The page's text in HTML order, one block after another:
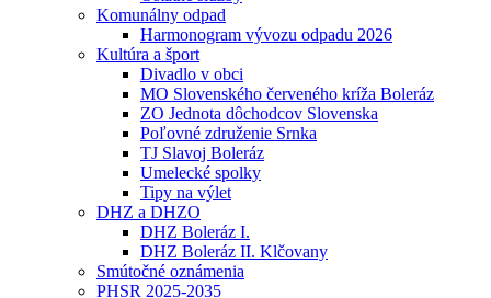
Komunálny odpad
Harmonogram vývozu odpadu 2026
Kultúra a šport
Divadlo v obci
MO Slovenského červeného kríža Boleráz
ZO Jednota dôchodcov Slovenska
Poľovné združenie Srnka
TJ Slavoj Boleráz
Umelecké spolky
Tipy na výlet
DHZ a DHZO
DHZ Boleráz I.
DHZ Boleráz II. Klčovany
Smútočné oznámenia
PHSR 2025-2035